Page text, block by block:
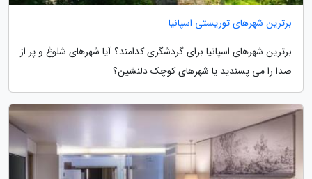
برترین شهرهای توریستی اسپانیا
برترین شهرهای اسپانیا برای گردشگری کدامند؟ آیا شهرهای شلوغ و پر از
صدا را می پسندید یا شهرهای کوچک دلنشین؟